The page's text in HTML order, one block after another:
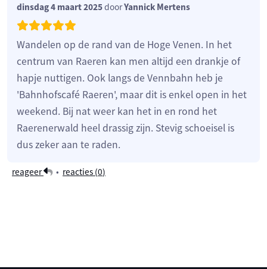
dinsdag 4 maart 2025doorYannick Mertens
Wandelen op de rand van de Hoge Venen. In het
centrum van Raeren kan men altijd een drankje of
hapje nuttigen. Ook langs de Vennbahn heb je
'Bahnhofscafé Raeren', maar dit is enkel open in het
weekend. Bij nat weer kan het in en rond het
Raerenerwald heel drassig zijn. Stevig schoeisel is
dus zeker aan te raden.
reageer • reacties (0)